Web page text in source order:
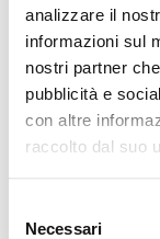
analizzare il
informazioni sul
nostri partner
pubblicità e
con altre
raccolto dal suo
delNecessari
Gli ospiti non
Per